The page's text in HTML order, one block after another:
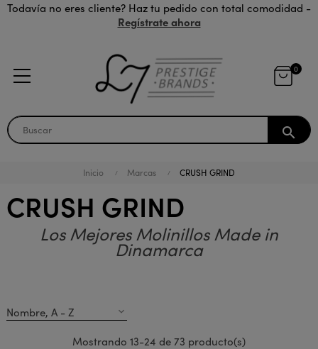
Todavía no eres cliente? Haz tu pedido con total comodidad -
Regístrate ahora
0
search
Inicio Marcas CRUSH GRIND
CRUSH GRIND
Los Mejores Molinillos Made in
Dinamarca
Nombre, A - Z expand_more
Mostrando 13-24 de 73 producto(s)